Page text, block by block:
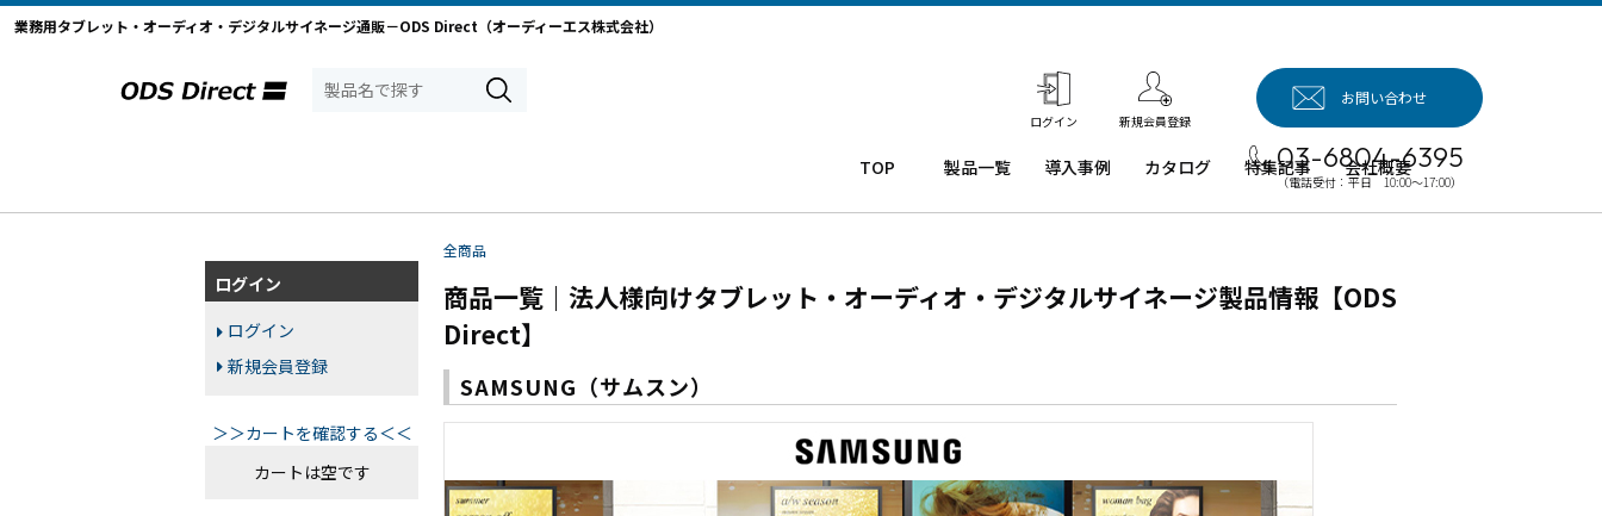
業務用タブレット・オーディオ・デジタルサイネージ通販－ODS Direct（オーディーエス株式会社）
ログイン 新規会員登録
TOP 製品一覧
業務用タ
タブレッ
ト TW2A-
N9LTA
タブレッ
ンタ
「カ
ー
導入事例
導入事例（業
サイネージほ
事例：業務用
ー
カタログ 特集記事 会社概要
お問い合わせ
03-6804-6395
（電話受付：平日 10:00～17:00）
全商品
商品一覧｜法人様向けタブレット・オーディオ・デジタルサイネージ製品情報【ODS
Direct】
SAMSUNG（サムスン）
ログイン
ログイン
新規会員登録
＞＞カートを確認する＜＜
カートは空です